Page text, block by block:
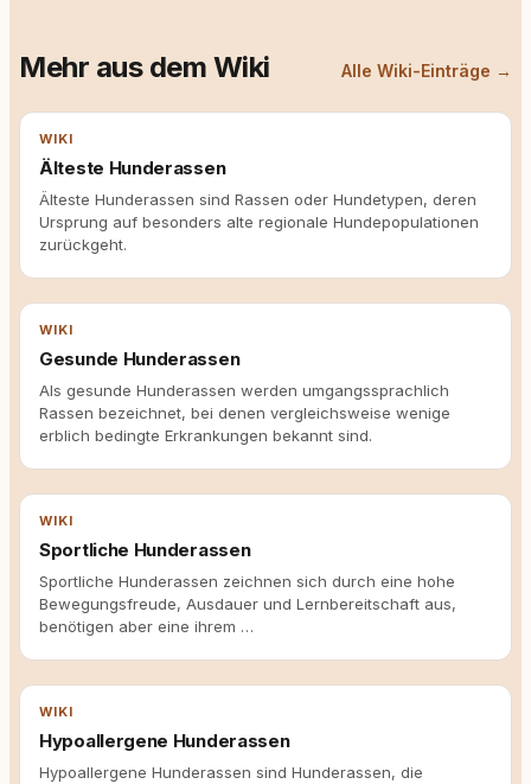
Mehr aus dem Wiki Alle Wiki-Einträge →
WIKI
Älteste Hunderassen
Älteste Hunderassen sind Rassen oder Hundetypen, deren
Ursprung auf besonders alte regionale Hundepopulationen
zurückgeht.
WIKI
Gesunde Hunderassen
Als gesunde Hunderassen werden umgangssprachlich
Rassen bezeichnet, bei denen vergleichsweise wenige
erblich bedingte Erkrankungen bekannt sind.
WIKI
Sportliche Hunderassen
Sportliche Hunderassen zeichnen sich durch eine hohe
Bewegungsfreude, Ausdauer und Lernbereitschaft aus,
benötigen aber eine ihrem …
WIKI
Hypoallergene Hunderassen
Hypoallergene Hunderassen sind Hunderassen, die